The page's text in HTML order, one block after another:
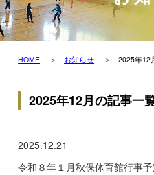
HOME お知らせ 2025年12
2025年12月の記事一
2025.12.21
令和８年１月秋保体育館行事